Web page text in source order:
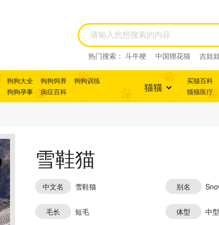
热门搜索： 斗牛梗 中国狸花猫 吉娃
狗狗大全 狗狗饲养
狗狗训练
狗狗孕事 病症百科 猫猫 买猫百科
猫猫医疗
雪鞋猫
中文名 雪鞋猫 别名
毛长 短毛 体型 中型